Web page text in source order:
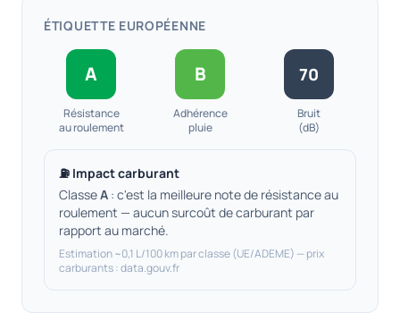
ÉTIQUETTE EUROPÉENNE
A
Résistance
au roulement
B
Adhérence
pluie
70
Bruit
(dB)
⛽ Impact carburant
ClasseA : c'est la meilleure note de résistance au
roulement — aucun surcoût de carburant par
rapport au marché.
Estimation ~0,1 L/100 km par classe (UE/ADEME) — prix
carburants : data.gouv.fr